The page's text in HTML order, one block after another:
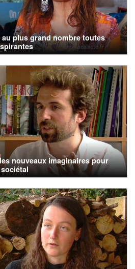
plus grand nombre toutes
nouveaux imaginaires pour